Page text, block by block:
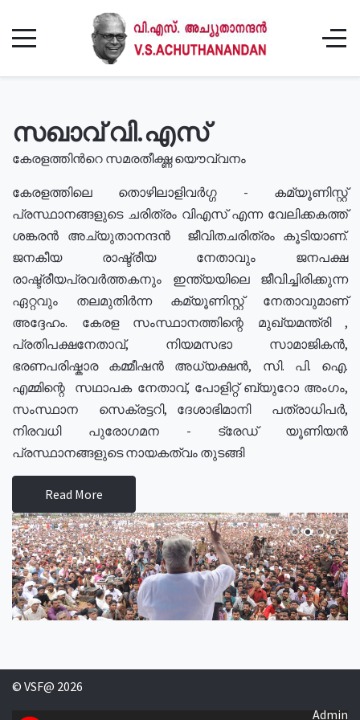
സഖാവ് വി.എസ്
കേരളത്തിൻറെ സമരതീക്ഷ്ണ യൌവ്വനം
കേരളത്തിലെ തൊഴിലാളിവർഗ്ഗ - കമ്യൂണിസ്റ്റ്
പ്രസ്ഥാനങ്ങളുടെ ചരിത്രം വിഎസ് എന്ന വേലിക്കകത്ത്
ശങ്കരൻ അച്യുതാനന്ദൻ ജീവിതചരിത്രം കൂടിയാണ്.
ജനകീയ രാഷ്ട്രീയ നേതാവും ജനപക്ഷ
രാഷ്ട്രീയപ്രവർത്തകനും ഇന്ത്യയിലെ ജീവിച്ചിരിക്കുന്ന
ഏറ്റവും തലമുതിർന്ന കമ്യൂണിസ്റ്റ് നേതാവുമാണ്
അദ്ദേഹം. കേരള സംസ്ഥാനത്തിന്റെ മുഖ്യമന്ത്രി ,
പ്രതിപക്ഷനേതാവ്, നിയമസഭാ സാമാജികൻ,
ഭരണപരിഷ്കാര കമ്മീഷൻ അധ്യക്ഷൻ, സി. പി. ഐ.
എമ്മിന്റെ സഥാപക നേതാവ്, പോളിറ്റ് ബ്യുറോ അംഗം,
സംസ്ഥാന സെക്രട്ടറി, ദേശാഭിമാനി പത്രാധിപർ,
നിരവധി പുരോഗമന - ട്രേഡ് യൂണിയൻ
പ്രസ്ഥാനങ്ങളുടെ നായകത്വം തുടങ്ങി
Read More
© VSF@ 2026
Admin